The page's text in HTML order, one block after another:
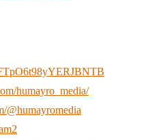
humayro_media/
@humayromedia